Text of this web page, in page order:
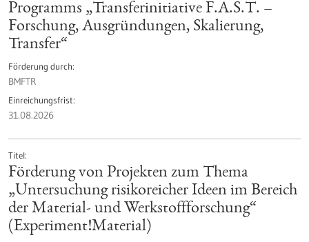
Programms „Transferinitiative F.A.S.T. –
Forschung, Ausgründungen, Skalierung,
Transfer“
Förderung durch
BMFTR
Einreichungsfrist
31.08.2026
Titel
Förderung von Projekten zum Thema
„Untersuchung risikoreicher Ideen im Bereich
der Material- und Werkstoffforschung“
(Experiment!Material)